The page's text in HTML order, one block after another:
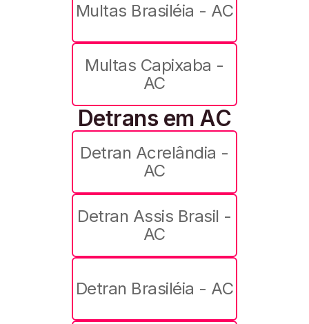
Multas Brasiléia - AC
Multas Capixaba -
AC
Detrans em AC
Detran Acrelândia -
AC
Detran Assis Brasil -
AC
Detran Brasiléia - AC